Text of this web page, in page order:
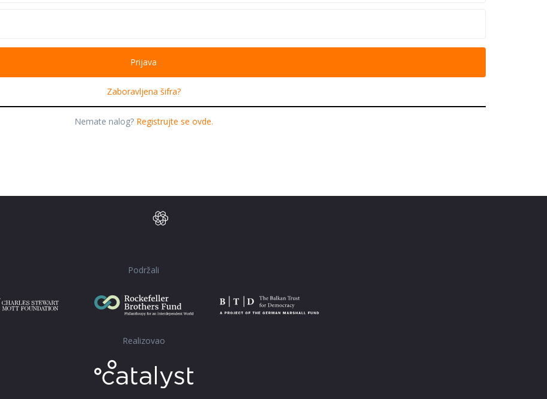
Zaboravljena šifra?
Nemate nalog? Registrujte se ovde.
Podržali
Realizovao